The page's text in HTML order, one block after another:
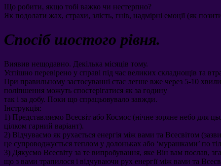
Що робити, якщо тобі важко чи нестерпно?
Як подолати жах, страхи, злість, гнів, надмірні емоції (як
Спосіб шостого рівня.
Виявив нещодавно. Декілька місяців тому.
Успішно перевірено у справі під час великих складнощів та
При правильному застосуванні стає легше вже через 5-10
поліпшення можуть спостерігатися як за годину
так і за добу. Поки що спрацьовувало завжди.
Інструкція:
1) Представляємо Всесвіт або Космос (нічне зоряне небо для
цілком гарний варіант).
2) Відчуваємо як рухається енергія між вами та Всесвітом (
це супроводжується теплом у долоньках або ‘мурашками’ по
3) Дякуємо Всесвіту за те випробування, яке Він вам послав,
що з вами трапилося і відчуваючи рух енергії між вами та